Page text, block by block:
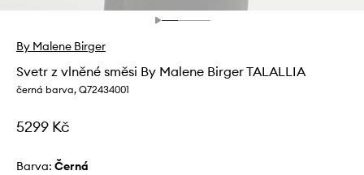
By Malene Birger
Svetr z vlněné směsi By Malene Birger TALALLIA
černá barva, Q72434001
5299 Kč
Barva: černá